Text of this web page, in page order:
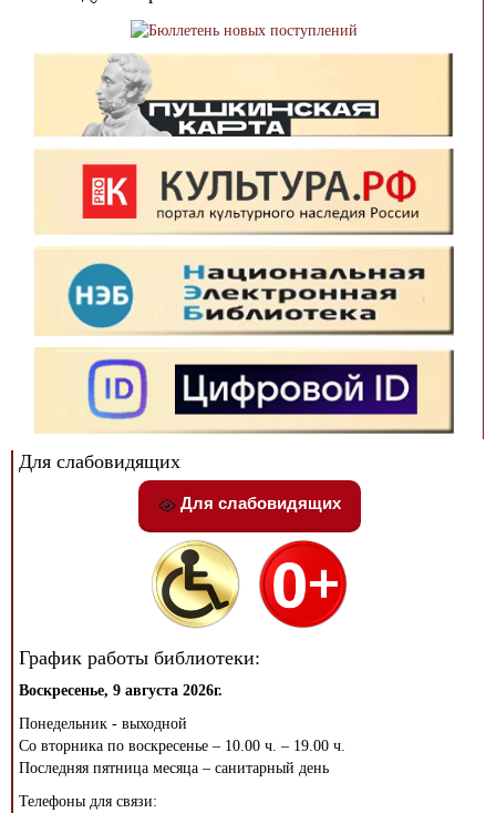
Для слабовидящих
Для слабовидящих
График работы библиотеки:
Воскресенье, 9 августа 2026г.
Понедельник - выходной
Со вторника по воскресенье – 10.00 ч. – 19.00 ч.
Последняя пятница месяца – санитарный день
Телефоны для связи: